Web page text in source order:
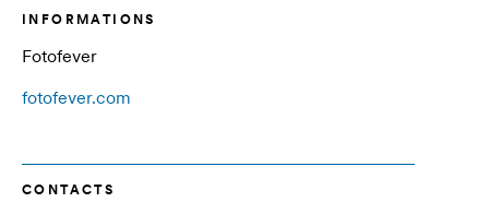
INFORMATIONS
Fotofever
fotofever.com
CONTACTS